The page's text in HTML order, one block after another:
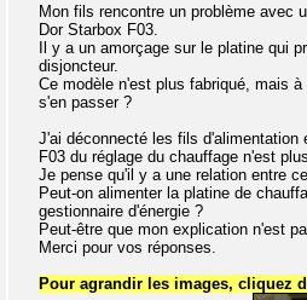
Mon fils rencontre un problème avec
Dor Starbox F03.
Il y a un amorçage sur le platine qui
disjoncteur.
Ce modèle n'est plus fabriqué, mais
s'en passer ?
J'ai déconnecté les fils d'alimentation
F03 du réglage du chauffage n'est
Je pense qu'il y a une relation entre
Peut-on alimenter la platine de
gestionnaire d'énergie ?
Peut-être que mon explication n'est
Merci pour vos réponses.
Pour agrandir les images, cliquez